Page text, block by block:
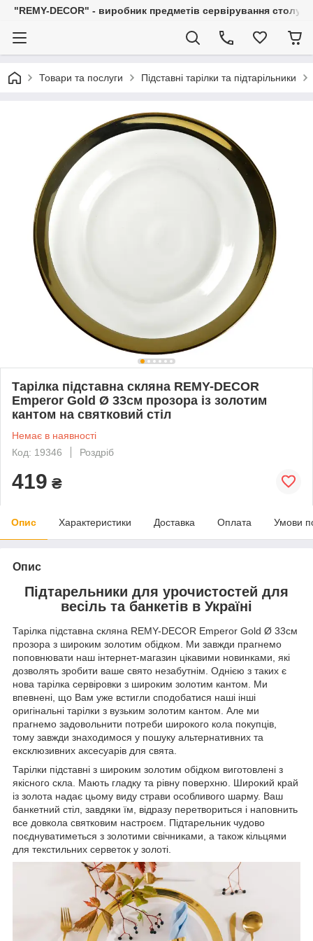
"REMY-DECOR" - виробник предметів сервірування
Товари та послуги Підставні тарілки та підтарільники
Тарілка підставна скляна REMY-DECOR
Emperor Gold Ø 33см прозора із золотим
кантом на святковий стіл
Немає в наявності
Код: 19346
Роздріб
419 ₴
Опис Характеристики Доставка Оплата Умови
Опис
Підтарельники для урочистостей для
весіль та банкетів в Україні
Тарілка підставна скляна REMY-DECOR Emperor Gold Ø 33см
прозора з широким золотим обідком. Ми завжди прагнемо
поповнювати наш інтернет-магазин цікавими новинками, які
дозволять зробити ваше свято незабутнім. Однією з таких є
нова тарілка сервіровки з широким золотим кантом. Ми
впевнені, що Вам уже встигли сподобатися наші інші
оригінальні тарілки з вузьким золотим кантом. Але ми
прагнемо задовольнити потреби широкого кола покупців,
тому завжди знаходимося у пошуку альтернативних та
ексклюзивних аксесуарів для свята.
Тарілки підставні з широким золотим обідком виготовлені з
якісного скла. Мають гладку та рівну поверхню. Широкий край
із золота надає цьому виду страви особливого шарму. Ваш
банкетний стіл, завдяки їм, відразу перетвориться і наповнить
все довкола святковим настроєм. Підтарельник чудово
поєднуватиметься з золотими свічниками, а також кільцями
для текстильних серветок у золоті.